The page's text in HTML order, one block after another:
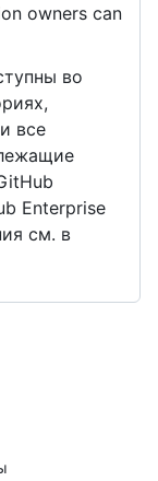
owners can
во
все
Enterprise
см. в